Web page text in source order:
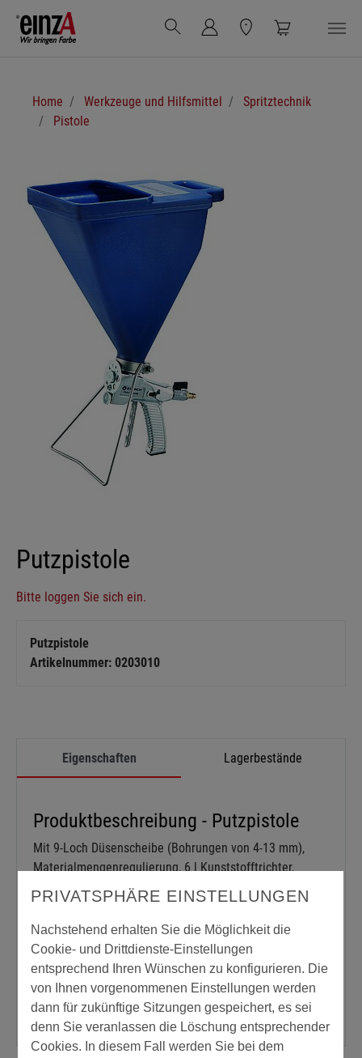
Zum Hauptinhalt springen
Home Werkzeuge und Hilfsmittel
Spritztechnik
Pistole
Putzpistole
Bitte loggen Sie sich ein.
Putzpistole
Artikelnummer: 0203010
Eigenschaften Lagerbestände
Produktbeschreibung - Putzpistole
Mit 9-Loch Düsenscheibe (Bohrungen von 4-13 mm),
Materialmengenregulierung, 6 l Kunststofftrichter,
Anschlussstück und Lufthahn. So verarbeiten Sie
dekorative Oberputze, flüssige Raufaser,
Armierungskleber, Plastikmassen, Quarzsandputz bis 6
mm, Trockenquarz bis 8 mm, Faserputz u.v.m.. Mit
Standfuß zum leichteren Abstellen und Befüllen.
PRIVATSPHÄRE EINSTELLUNGEN
Nachstehend erhalten Sie die Möglichkeit die
Cookie- und Drittdienste-Einstellungen
entsprechend Ihren Wünschen zu konfigurieren. Die
von Ihnen vorgenommenen Einstellungen werden
dann für zukünftige Sitzungen gespeichert, es sei
denn Sie veranlassen die Löschung entsprechender
Cookies. In diesem Fall werden Sie bei dem